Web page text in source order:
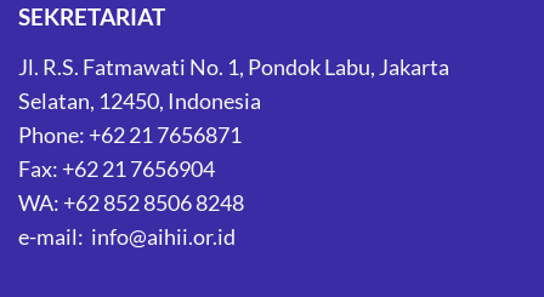
SEKRETARIAT
Jl. R.S. Fatmawati No. 1, Pondok Labu, Jakarta
Selatan, 12450, Indonesia
Phone: +62 21 7656871
Fax: +62 21 7656904
WA: +62 852 8506 8248
e-mail: info@aihii.or.id